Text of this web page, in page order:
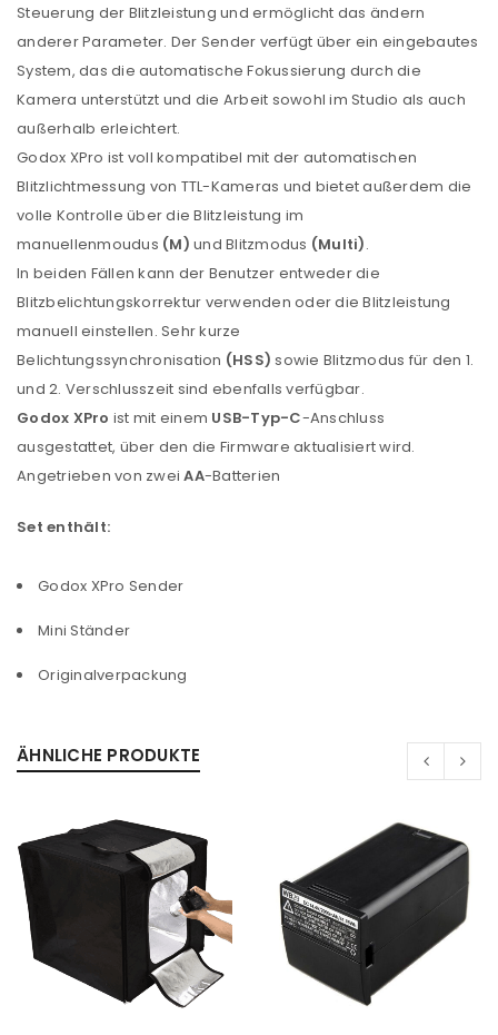
Steuerung der Blitzleistung und ermöglicht das ändern
anderer Parameter. Der Sender verfügt über ein eingebautes
System, das die automatische Fokussierung durch die
Kamera unterstützt und die Arbeit sowohl im Studio als auch
außerhalb erleichtert.
Godox XPro ist voll kompatibel mit der automatischen
Blitzlichtmessung von TTL-Kameras und bietet außerdem die
volle Kontrolle über die Blitzleistung im
manuellenmoudus (M) und Blitzmodus (Multi).
In beiden Fällen kann der Benutzer entweder die
Blitzbelichtungskorrektur verwenden oder die Blitzleistung
manuell einstellen. Sehr kurze
Belichtungssynchronisation (HSS) sowie Blitzmodus für den 1.
und 2. Verschlusszeit sind ebenfalls verfügbar.
Godox XPro ist mit einem USB-Typ-C-Anschluss
ausgestattet, über den die Firmware aktualisiert wird.
Angetrieben von zweiAA-Batterien
Set enthält:
Godox XPro Sender
Mini Ständer
Originalverpackung
ÄHNLICHE PRODUKTE